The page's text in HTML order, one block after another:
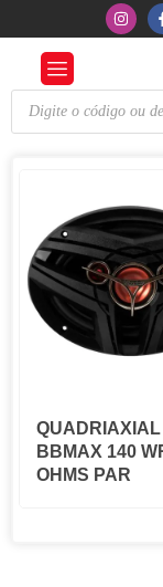
QUADRIAXIAL
BBMAX 140
OHMS PAR